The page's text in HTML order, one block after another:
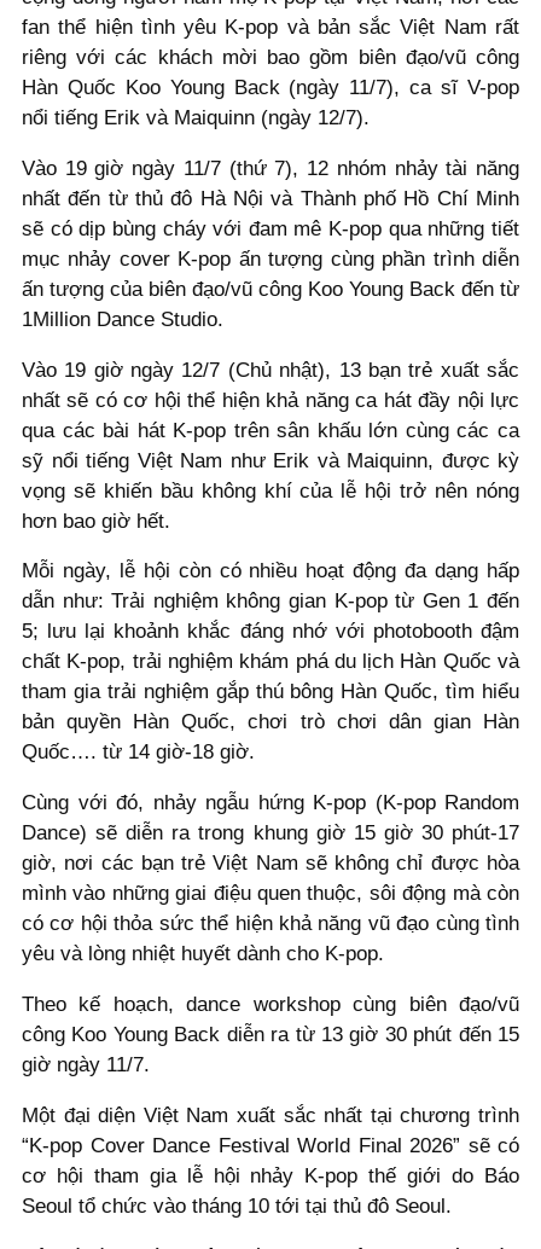
fan thể hiện tình yêu K-pop và bản sắc Việt Nam rất
riêng với các khách mời bao gồm biên đạo/vũ công
Hàn Quốc Koo Young Back (ngày 11/7), ca sĩ V-pop
nổi tiếng Erik và Maiquinn (ngày 12/7).
Vào 19 giờ ngày 11/7 (thứ 7), 12 nhóm nhảy tài năng
nhất đến từ thủ đô Hà Nội và Thành phố Hồ Chí Minh
sẽ có dịp bùng cháy với đam mê K-pop qua những tiết
mục nhảy cover K-pop ấn tượng cùng phần trình diễn
ấn tượng của biên đạo/vũ công Koo Young Back đến từ
1Million Dance Studio.
Vào 19 giờ ngày 12/7 (Chủ nhật), 13 bạn trẻ xuất sắc
nhất sẽ có cơ hội thể hiện khả năng ca hát đầy nội lực
qua các bài hát K-pop trên sân khấu lớn cùng các ca
sỹ nổi tiếng Việt Nam như Erik và Maiquinn, được kỳ
vọng sẽ khiến bầu không khí của lễ hội trở nên nóng
hơn bao giờ hết.
Mỗi ngày, lễ hội còn có nhiều hoạt động đa dạng hấp
dẫn như: Trải nghiệm không gian K-pop từ Gen 1 đến
5; lưu lại khoảnh khắc đáng nhớ với photobooth đậm
chất K-pop, trải nghiệm khám phá du lịch Hàn Quốc và
tham gia trải nghiệm gắp thú bông Hàn Quốc, tìm hiểu
bản quyền Hàn Quốc, chơi trò chơi dân gian Hàn
Quốc…. từ 14 giờ-18 giờ.
Cùng với đó, nhảy ngẫu hứng K-pop (K-pop Random
Dance) sẽ diễn ra trong khung giờ 15 giờ 30 phút-17
giờ, nơi các bạn trẻ Việt Nam sẽ không chỉ được hòa
mình vào những giai điệu quen thuộc, sôi động mà còn
có cơ hội thỏa sức thể hiện khả năng vũ đạo cùng tình
yêu và lòng nhiệt huyết dành cho K-pop.
Theo kế hoạch, dance workshop cùng biên đạo/vũ
công Koo Young Back diễn ra từ 13 giờ 30 phút đến 15
giờ ngày 11/7.
Một đại diện Việt Nam xuất sắc nhất tại chương trình
“K-pop Cover Dance Festival World Final 2026” sẽ có
cơ hội tham gia lễ hội nhảy K-pop thế giới do Báo
Seoul tổ chức vào tháng 10 tới tại thủ đô Seoul.